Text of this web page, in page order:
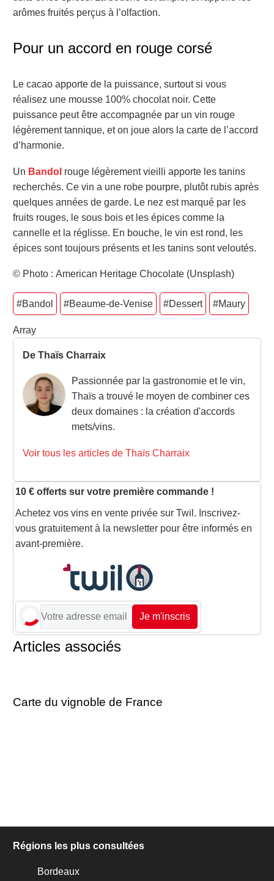
arômes fruités perçus à l’olfaction.
Pour un accord en rouge corsé
Le cacao apporte de la puissance, surtout si vous
réalisez une mousse 100% chocolat noir. Cette
puissance peut être accompagnée par un vin rouge
légèrement tannique, et on joue alors la carte de l’accord
d’harmonie.
Un Bandol rouge légèrement vieilli apporte les tanins
recherchés. Ce vin a une robe pourpre, plutôt rubis après
quelques années de garde. Le nez est marqué par les
fruits rouges, le sous bois et les épices comme la
cannelle et la réglisse. En bouche, le vin est rond, les
épices sont toujours présents et les tanins sont veloutés.
© Photo : American Heritage Chocolate (Unsplash)
#Bandol #Beaume-de-Venise #Dessert #Maury
Array
De Thaïs Charraix
Passionnée par la gastronomie et le vin,
Thaïs a trouvé le moyen de combiner ces
deux domaines : la création d'accords
mets/vins.
Voir tous les articles de Thaïs Charraix
10 € offerts sur votre première commande !
Achetez vos vins en vente privée sur Twil. Inscrivez-
vous gratuitement à la newsletter pour être informés en
avant-première.
Je m'inscris
Articles associés
Carte du vignoble de France
Régions les plus consultées
Bordeaux